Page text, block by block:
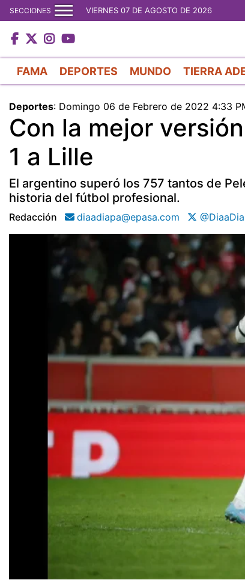
SECCIONES VIERNES 07 DE AGOSTO DE 2026
FAMA DEPORTES MUNDO TIERRA
Deportes: Domingo 06 de Febrero de 2022 4:33
Con la mejor
1 a Lille
El argentino superó los 757 tantos de
historia del fútbol profesional.
Redacción diaadiapa@epasa.com